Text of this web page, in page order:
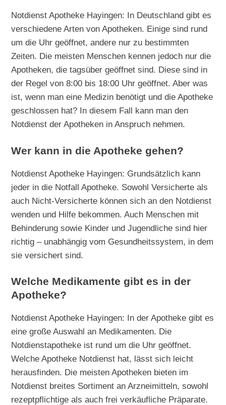
Notdienst Apotheke Hayingen: In Deutschland gibt es
verschiedene Arten von Apotheken. Einige sind rund
um die Uhr geöffnet, andere nur zu bestimmten
Zeiten. Die meisten Menschen kennen jedoch nur die
Apotheken, die tagsüber geöffnet sind. Diese sind in
der Regel von 8:00 bis 18:00 Uhr geöffnet. Aber was
ist, wenn man eine Medizin benötigt und die Apotheke
geschlossen hat? In diesem Fall kann man den
Notdienst der Apotheken in Anspruch nehmen.
Wer kann in die Apotheke gehen?
Notdienst Apotheke Hayingen: Grundsätzlich kann
jeder in die Notfall Apotheke. Sowohl Versicherte als
auch Nicht-Versicherte können sich an den Notdienst
wenden und Hilfe bekommen. Auch Menschen mit
Behinderung sowie Kinder und Jugendliche sind hier
richtig – unabhängig vom Gesundheitssystem, in dem
sie versichert sind.
Welche Medikamente gibt es in der
Apotheke?
Notdienst Apotheke Hayingen: In der Apotheke gibt es
eine große Auswahl an Medikamenten. Die
Notdienstapotheke ist rund um die Uhr geöffnet.
Welche Apotheke Notdienst hat, lässt sich leicht
herausfinden. Die meisten Apotheken bieten im
Notdienst breites Sortiment an Arzneimitteln, sowohl
rezeptpflichtige als auch frei verkäufliche Präparate.